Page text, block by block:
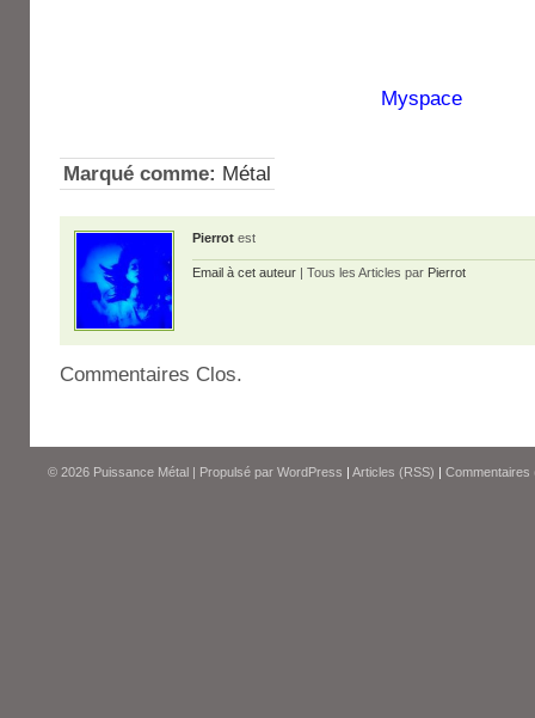
Myspace
Marqué comme: Métal
Pierrot est
Email à cet auteur | Tous les Articles par Pierrot
Commentaires Clos.
© 2026 Puissance Métal | Propulsé par WordPress | Articles (RSS) | Commentaires